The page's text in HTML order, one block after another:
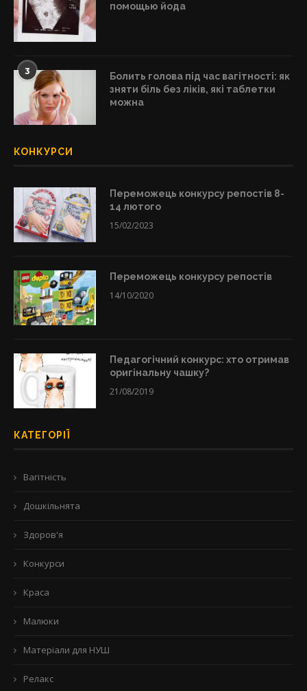
помощью йода
3
Болить голова під час вагітності: як
зняти біль без ліків, які таблетки
можна
КОНКУРСИ
Переможець конкурсу репостів 8-
14 лютого
15/02/2023
Переможець конкурсу репостів
14/10/2020
Педагогічний конкурс: хто отримав
оригінальну чашку?
21/08/2019
КАТЕГОРІЇ
Вагітність
Дошкільнята
Здоров'я
Конкурси
Краса
Малюки
Матеріали для НУШ
Релакс